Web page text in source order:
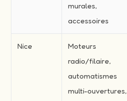
murales,
accessoires
Nice
Moteurs
radio/filaire,
automatismes
multi-ouvertures,